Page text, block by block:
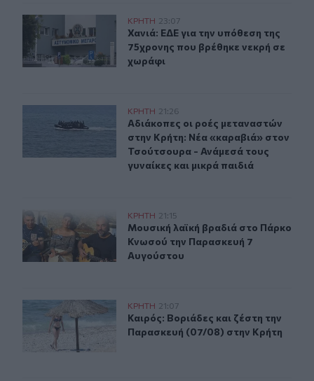
Χανιά: ΕΔΕ για την υπόθεση της 75χρονης που βρέθηκε
ΚΡΗΤΗ 23:07
Χανιά: ΕΔΕ για την υπόθεση της
Χανιά: ΕΔΕ για την υπόθεση της
75χρονης που βρέθηκε νεκρή σε
χωράφι
Αδιάκοπες οι ροές μεταναστών στην Κρήτη: Νέα
ΚΡΗΤΗ 21:26
Αδιάκοπες οι ροές μεταναστών
Αδιάκοπες οι ροές μεταναστών
στην Κρήτη: Νέα «καραβιά» στον
Τσούτσουρα - Ανάμεσά τους
γυναίκες και μικρά παιδιά
Μουσική λαϊκή βραδιά στο Πάρκο Κνωσού την
ΚΡΗΤΗ 21:15
Μουσική λαϊκή βραδιά στο
Μουσική λαϊκή βραδιά στο Πάρκο
Κνωσού την Παρασκευή 7
Αυγούστου
Καιρός: Βοριάδες και ζέστη την Παρασκευή (07/08)
ΚΡΗΤΗ 21:07
Καιρός: Βοριάδες και ζέστη την
Καιρός: Βοριάδες και ζέστη την
Παρασκευή (07/08) στην Κρήτη